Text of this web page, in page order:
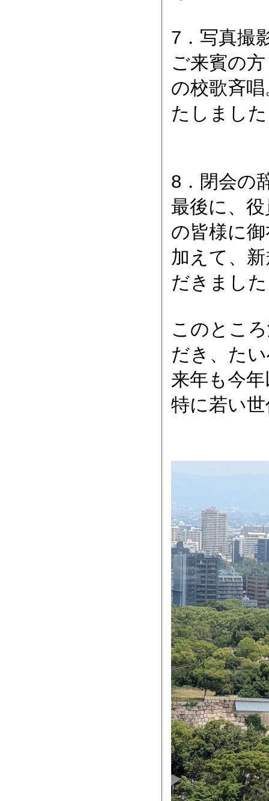
7．写真撮
ご来賓の
の校歌斉
たしまし
8．閉会の
最後に、
の皆様に
加えて、
だきまし
このとこ
だき、た
来年も今
特に若い